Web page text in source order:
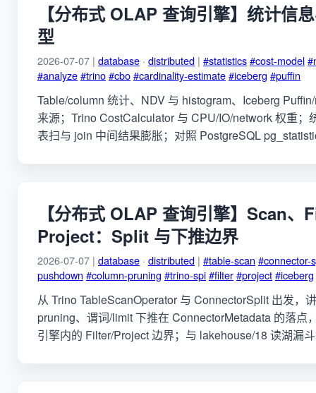
【分布式 OLAP 查询引擎】统计信
型
2026-07-07 | database · distributed | #statistics#cost-model
#analyze#trino#cbo#cardinality-estimate#iceberg #puffin
Table/column 统计、NDV 与 histogram、Iceberg
来源；Trino CostCalculator 与 CPU/IO/network 权重；
表扫与 join 中间结果膨胀；对照 PostgreSQL
【分布式 OLAP 查询引擎】Scan、
Project：Split 与下推边界
2026-07-07 | database · distributed | #table-scan #connector-
pushdown #column-pruning #trino-spi#filter#project#iceberg
从 Trino TableScanOperator 与 ConnectorSplit 出发，
pruning、谓词/limit 下推在 ConnectorMetadata 的落点
引擎内的 Filter/Project 边界；与 lakehouse/18 读湖漏